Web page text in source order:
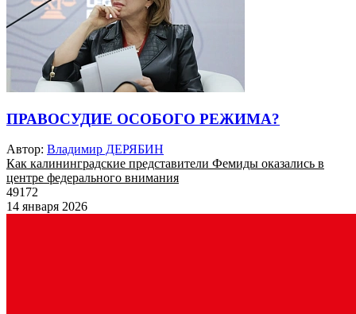
ПРАВОСУДИЕ ОСОБОГО РЕЖИМА?
Автор: Владимир ДЕРЯБИН
Как калининградские представители Фемиды оказались в
центре федерального внимания
49172
14 января 2026